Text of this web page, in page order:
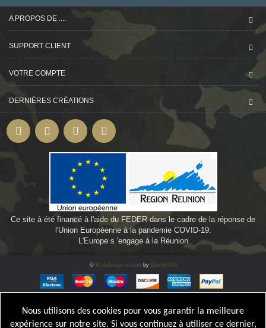
A PROPOS DE ....
SUPPORT CLIENT
VOTRE COMPTE
DERNIÈRES CRÉATIONS
Ce site à été financé à l'aide du FEDER dans le cadre de la réponse de
l'Union Européenne à la pandemie COVID-19.
L'Europe s 'engage à la Réunion
© Webdesign-oi.com by Bamby974
Nous utilisons des cookies pour vous garantir la meilleure
expérience sur notre site. Si vous continuez à utiliser ce dernier,